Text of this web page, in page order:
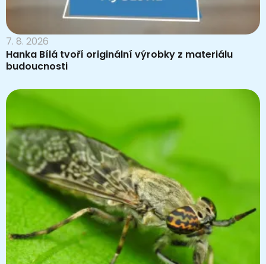
7. 8. 2026
Hanka Bílá tvoří originální výrobky z materiálu
budoucnosti